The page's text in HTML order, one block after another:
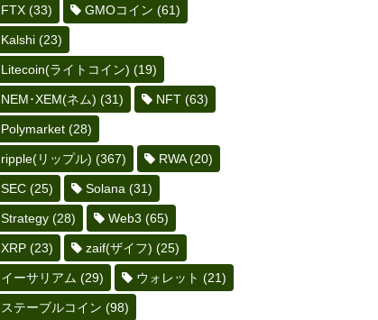
FTX (33) GMOコイン (61)
Kalshi (23)
Litecoin(ライトコイン) (19)
NEM･XEM(ネム) (31) NFT (63)
Polymarket (28)
ripple(リップル) (367) RWA(20)
SEC (25) Solana (31)
Strategy (28) Web3 (65)
XRP (23) zaif(ザイフ) (25)
イーサリアム (29) ウォレット (21)
ステーブルコイン (98)